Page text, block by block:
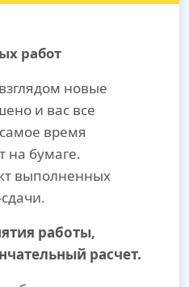
работ
новые
и вас все
время
на бумаге.
выполненных
работы,
расчет.